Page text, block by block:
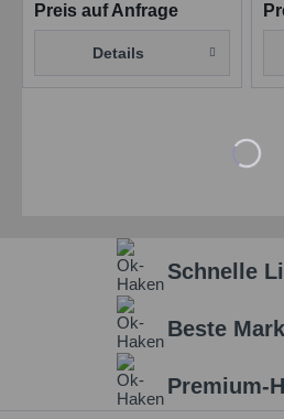
Preis auf Anfrage
Details
Schnelle
Beste
Premium-